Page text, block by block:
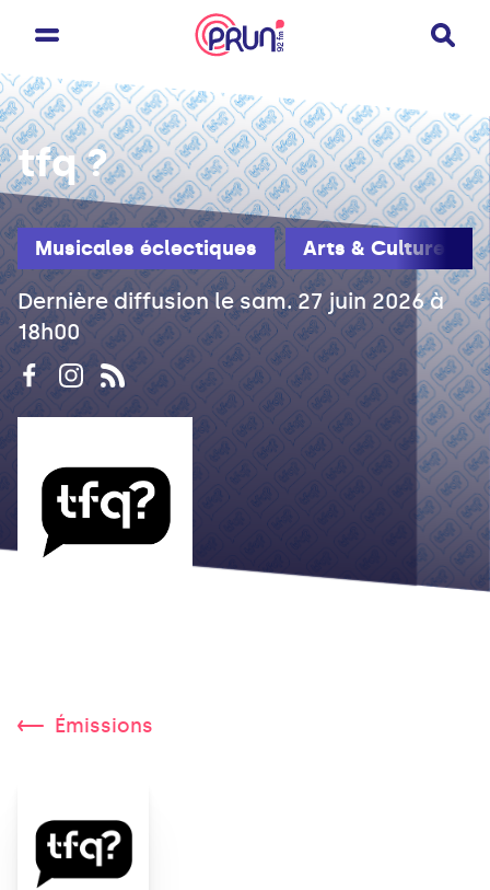
Musicales éclectiques Arts & Culture
tfq ?
Dernière diffusion le sam. 27 juin 2026 à
18h00
Émissions